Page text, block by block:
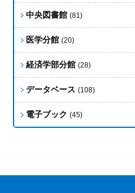
中央図書館(81)
医学分館(20)
経済学部分館(28)
データベース(108)
電子ブック(45)